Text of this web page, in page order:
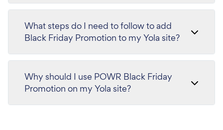
What steps do I need to follow to add
Black Friday Promotion to my Yola site?
Why should I use POWR Black Friday
Promotion on my Yola site?